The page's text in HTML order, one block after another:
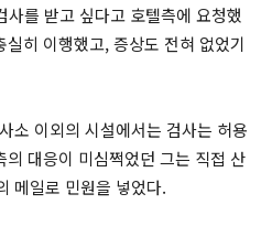
를 받고 싶다고 호텔측에 요청했
히 이행했고, 증상도 전혀 없었기
소 이외의 시설에서는 검사는 허용
대응이 미심쩍었던 그는 직접 산
메일로 민원을 넣었다.